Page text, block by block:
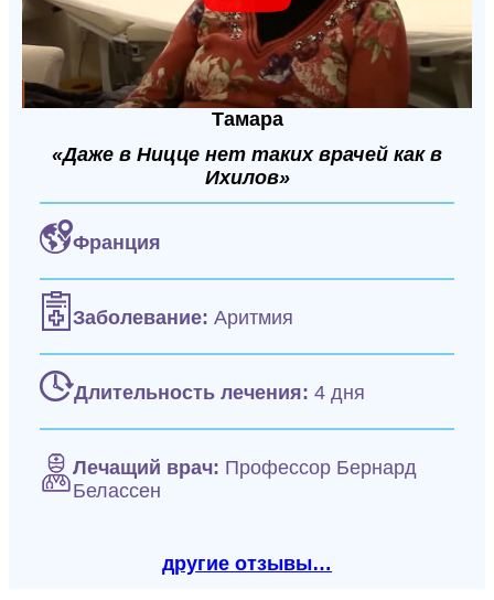
Тамара
«Даже в Ницце нет таких врачей как в
Ихилов»
Франция
Заболевание: Аритмия
Длительность лечения: 4 дня
Лечащий врач: Профессор Бернард
Белассен
другие отзывы…